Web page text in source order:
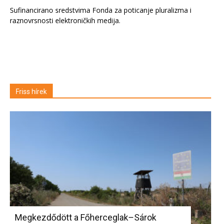
Sufinancirano sredstvima Fonda za poticanje pluralizma i
raznovrsnosti elektroničkih medija.
Friss hírek
Megkezdődött a Főherceglak–Sárok